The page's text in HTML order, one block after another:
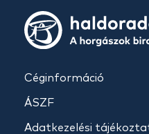
Céginformáció
ÁSZF
Adatkezelési